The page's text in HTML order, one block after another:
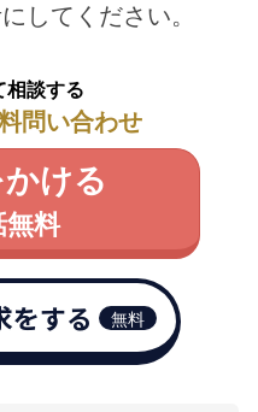
してください。
相談する
問い合わせ
ける
無料
をする 無料